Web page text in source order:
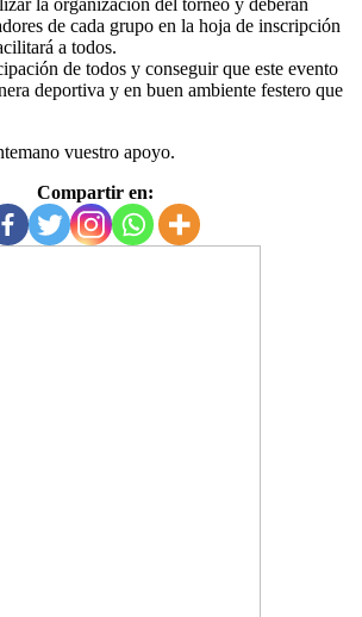
de cada grupo en la hoja de inscripción
a todos.
de todos y conseguir que este evento
deportiva y en buen ambiente festero que
vuestro apoyo.
Compartir en: